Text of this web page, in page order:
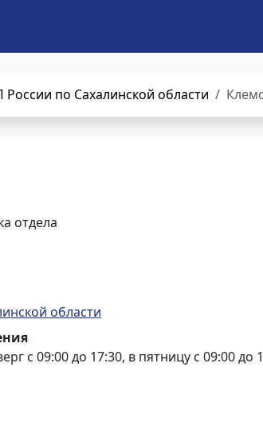
по Сахалинской области
отдела
области
с 09:00 до 17:30, в пятницу с 09:00 до